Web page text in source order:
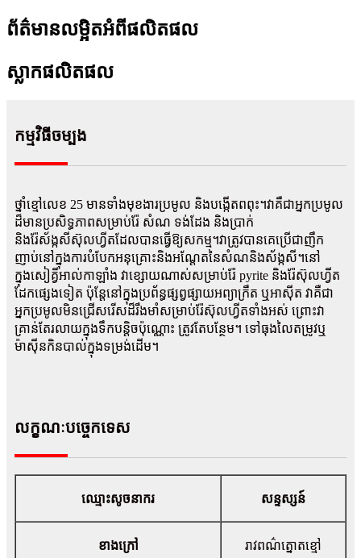
ព័ត៌មានលម្អិតអំពីផលិតផល
ស្លាកផលិតផល
កម្មវិធីចម្បង
ថ្នាំខ្មៅលេខ 25 មានទាំងមុខងារប្រមូល និងបង្កើតពពុះ។វាគឺជាអ្នកប្រមូល
ដ៏មានប្រសិទ្ធភាពសម្រាប់រ៉ែ សំណ ទង់ដែង និងប្រាក់
និងរ៉ែស័ង្កសីស៊ុលហ្វីតដែលបានធ្វើឱ្យសកម្ម។វាត្រូវបានគេប្រើជាញឹក
ញាប់នៅក្នុងការបំបែកអនុគ្រោះនិងអណ្តែតនៃសំណនិងស័ង្កសី។នៅ
ក្នុងសៀគ្វីអាល់កាឡាំង វាខ្សោយណាស់សម្រាប់រ៉ែ pyrite និងរ៉ែស៊ុលហ្វីត
ដែកផ្សេងទៀត ប៉ុន្តែនៅក្នុងប្រព័ន្ធផ្សព្វផ្សាយអព្យាក្រឹត ឬអាស៊ីត វាគឺជា
អ្នកប្រមូលមិនជ្រើសរើសដ៏រឹងមាំសម្រាប់រ៉ែស៊ុលហ្វីតទាំងអស់ ព្រោះវា
គ្រាន់តែរលាយក្នុងទឹកបន្តិចប៉ុណ្ណោះ ត្រូវតែបន្ថែម។ ទៅធុងលៃតម្រូវឬ
ម៉ាស៊ីនកិនបាល់ក្នុងទម្រង់ដើម។
លក្ខណៈបច្ចេកទេស
ឈ្មោះសូចនាករ សន្ទស្សន៍
ខាងក្រៅ រាវ​ពណ៌​ត្នោត​ខ្មៅ